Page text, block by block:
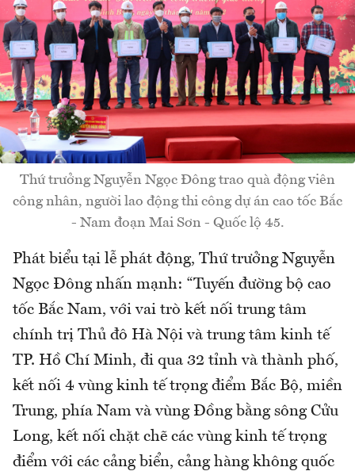
Thứ trưởng Nguyễn Ngọc Đông trao quà động viên
công nhân, người lao động thi công dự án cao tốc Bắc
- Nam đoạn Mai Sơn - Quốc lộ 45.
Phát biểu tại lễ phát động, Thứ trưởng Nguyễn
Ngọc Đông nhấn mạnh: “Tuyến đường bộ cao
tốc Bắc Nam, với vai trò kết nối trung tâm
chính trị Thủ đô Hà Nội và trung tâm kinh tế
TP. Hồ Chí Minh, đi qua 32 tỉnh và thành phố,
kết nối 4 vùng kinh tế trọng điểm Bắc Bộ, miền
Trung, phía Nam và vùng Đồng bằng sông Cửu
Long, kết nối chặt chẽ các vùng kinh tế trọng
điểm với các cảng biển, cảng hàng không quốc